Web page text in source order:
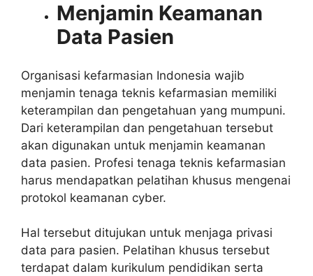
Menjamin Keamanan
Data Pasien
Organisasi kefarmasian Indonesia wajib
menjamin tenaga teknis kefarmasian memiliki
keterampilan dan pengetahuan yang mumpuni.
Dari keterampilan dan pengetahuan tersebut
akan digunakan untuk menjamin keamanan
data pasien. Profesi tenaga teknis kefarmasian
harus mendapatkan pelatihan khusus mengenai
protokol keamanan cyber.
Hal tersebut ditujukan untuk menjaga privasi
data para pasien. Pelatihan khusus tersebut
terdapat dalam kurikulum pendidikan serta